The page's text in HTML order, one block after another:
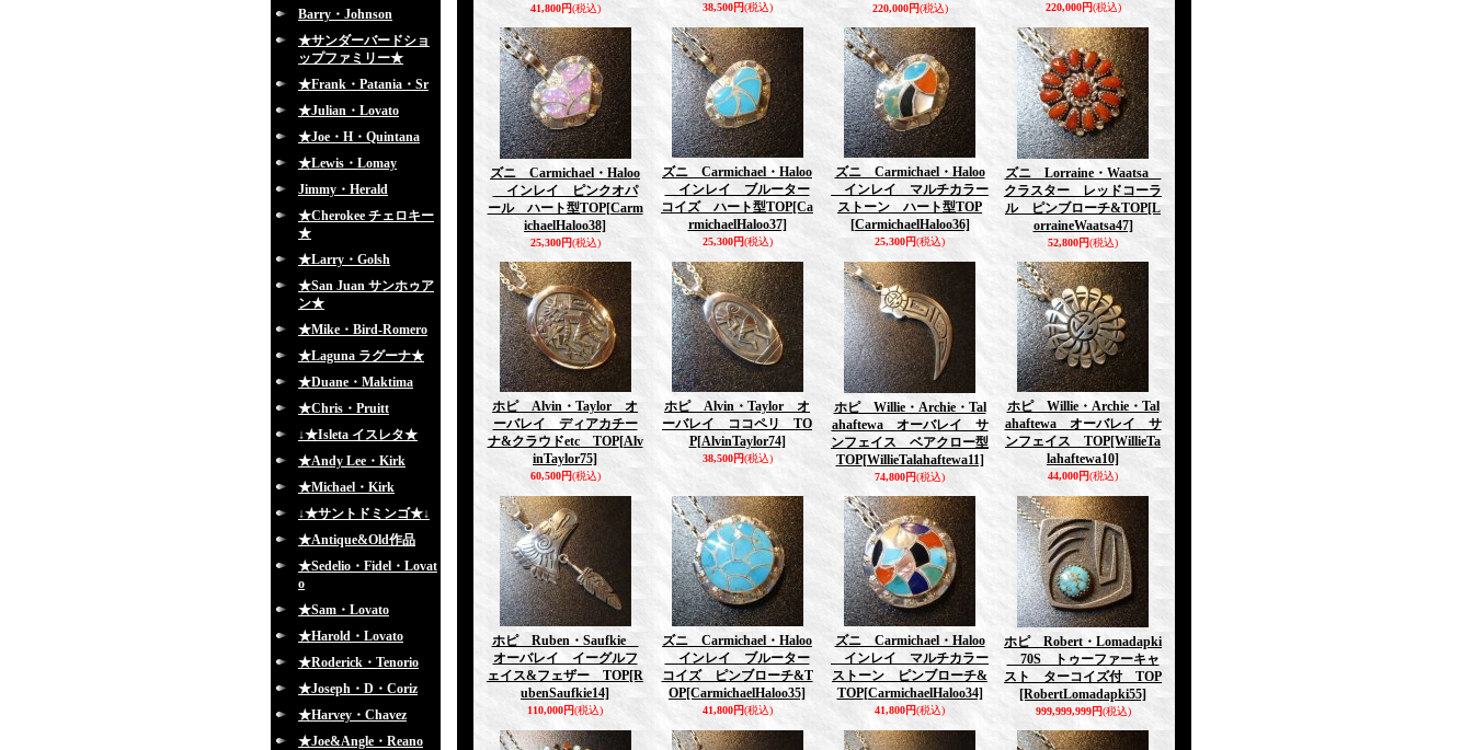
Barry・Johnson
★サンダーバードショ
ップファミリー★
★Frank・Patania・Sr
★Julian・Lovato
★Joe・H・Quintana
★Lewis・Lomay
Jimmy・Herald
★Cherokee チェロキー
★
★Larry・Golsh
★San Juan サンホゥア
ン★
★Mike・Bird-Romero
★Laguna ラグーナ★
★Duane・Maktima
★Chris・Pruitt
↓★Isleta イスレタ★
★Andy Lee・Kirk
★Michael・Kirk
↓★サントドミンゴ★↓
★Antique&Old作品
★Sedelio・Fidel・Lovat
o
★Sam・Lovato
★Harold・Lovato
★Roderick・Tenorio
★Joseph・D・Coriz
★Harvey・Chavez
★Joe&Angle・Reano
41,800円(税込) 38,500円(税込) 220,000円(税込) 220,000円(税込)
ズニ Carmichael・Haloo
インレイ ピンクオパ
ール ハート型TOP[Carm
ichaelHaloo38]
25,300円(税込)
ズニ Carmichael・Haloo
インレイ ブルーター
コイズ ハート型TOP[Ca
rmichaelHaloo37]
25,300円(税込)
ズニ Carmichael・Haloo
インレイ マルチカラー
ストーン ハート型TOP
[CarmichaelHaloo36]
25,300円(税込)
ズニ Lorraine・Waatsa
クラスター レッドコーラ
ル ピンブローチ&TOP[L
orraineWaatsa47]
52,800円(税込)
ホピ Alvin・Taylor オ
ーバレイ ディアカチー
ナ&クラウドetc TOP[Alv
inTaylor75]
60,500円(税込)
ホピ Alvin・Taylor オ
ーバレイ ココペリ TO
P[AlvinTaylor74]
38,500円(税込)
ホピ Willie・Archie・Tal
ahaftewa オーバレイ サ
ンフェイス ベアクロー型
TOP[WillieTalahaftewa11]
74,800円(税込)
ホピ Willie・Archie・Tal
ahaftewa オーバレイ サ
ンフェイス TOP[WillieTa
lahaftewa10]
44,000円(税込)
ホピ Ruben・Saufkie
オーバレイ イーグルフ
ェイス&フェザー TOP[R
ubenSaufkie14]
110,000円(税込)
ズニ Carmichael・Haloo
インレイ ブルーター
コイズ ピンブローチ&T
OP[CarmichaelHaloo35]
41,800円(税込)
ズニ Carmichael・Haloo
インレイ マルチカラー
ストーン ピンブローチ&
TOP[CarmichaelHaloo34]
41,800円(税込)
ホピ Robert・Lomadapki
70S トゥーファーキャ
スト ターコイズ付 TOP
[RobertLomadapki55]
999,999,999円(税込)